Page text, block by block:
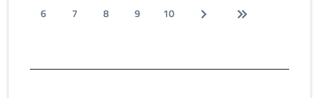
6
7 8 9 10